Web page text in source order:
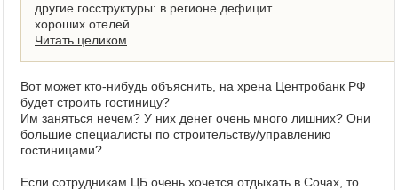
Видеотоп
другие госструктуры: в регионе дефицит
хороших отелей.
Читать целиком
Вот может кто-нибудь объяснить, на хрена Центробанк РФ
будет строить гостиницу?
Им заняться нечем? У них денег очень много лишних? Они
большие специалисты по строительству/управлению
гостиницами?
Если сотрудникам ЦБ очень хочется отдыхать в Сочах, то